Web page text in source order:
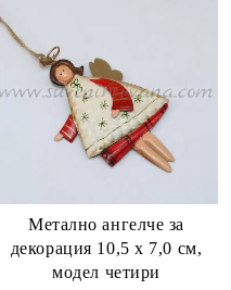
Метално ангелче за
декорация 10,5 х 7,0 см,
модел четири